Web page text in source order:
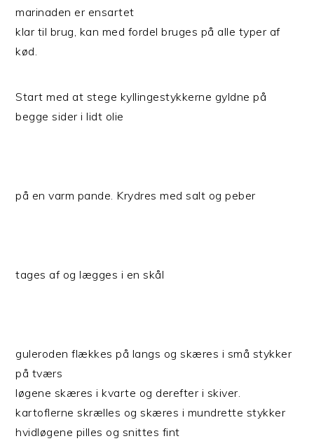
marinaden er ensartet
klar til brug, kan med fordel bruges på alle typer af
kød.
Start med at stege kyllingestykkerne gyldne på
begge sider i lidt olie
på en varm pande. Krydres med salt og peber
tages af og lægges i en skål
guleroden flækkes på langs og skæres i små stykker
på tværs
løgene skæres i kvarte og derefter i skiver.
kartoflerne skrælles og skæres i mundrette stykker
hvidløgene pilles og snittes fint